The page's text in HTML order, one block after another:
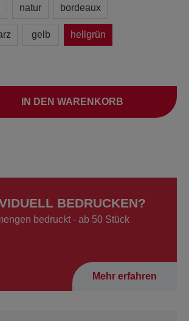
natur bordeaux
gelb hellgrün
IN DEN WARENKORB
BEDRUCKEN?
bedruckt - ab 50 Stück
Mehr erfahren